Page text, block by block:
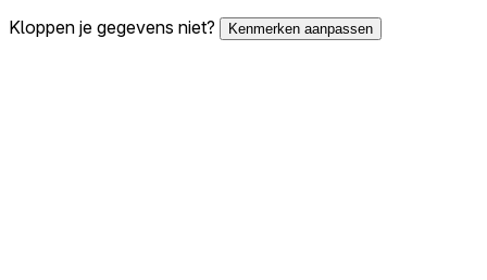
Kloppen je gegevens niet?
Kenmerken aanpassen